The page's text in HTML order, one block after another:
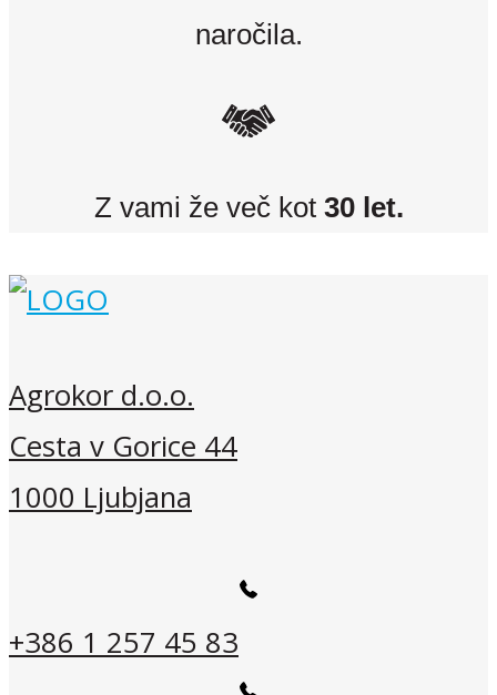
naročila.
Z vami že več kot 30 let.
Agrokor d.o.o.
Cesta v Gorice 44
1000 Ljubjana
+386 1 257 45 83